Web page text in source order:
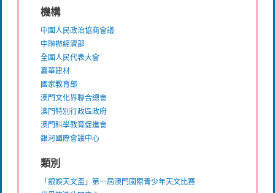
機構
中國人民政治協商會議
中聯辦經濟部
全國人民代表大會
嘉華建材
國家教育部
澳門文化界聯合總會
澳門特別行政區政府
澳門科學教育促進會
銀河國際會議中心
類別
「銀娛天文盃」第一屆澳門國際青少年天文比賽